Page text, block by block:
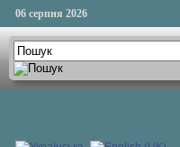
06 серпня 2026